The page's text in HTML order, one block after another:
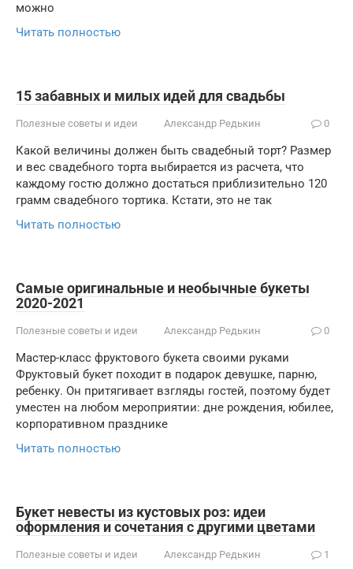
можно
Читать полностью
15 забавных и милых идей для свадьбы
Полезные советы и идеи Александр Редькин 0
Какой величины должен быть свадебный торт? Размер
и вес свадебного торта выбирается из расчета, что
каждому гостю должно достаться приблизительно 120
грамм свадебного тортика. Кстати, это не так
Читать полностью
Самые оригинальные и необычные букеты
2020-2021
Полезные советы и идеи Александр Редькин 0
Мастер-класс фруктового букета своими руками
Фруктовый букет походит в подарок девушке, парню,
ребенку. Он притягивает взгляды гостей, поэтому будет
уместен на любом мероприятии: дне рождения, юбилее,
корпоративном празднике
Читать полностью
Букет невесты из кустовых роз: идеи
оформления и сочетания с другими цветами
Полезные советы и идеи Александр Редькин 1